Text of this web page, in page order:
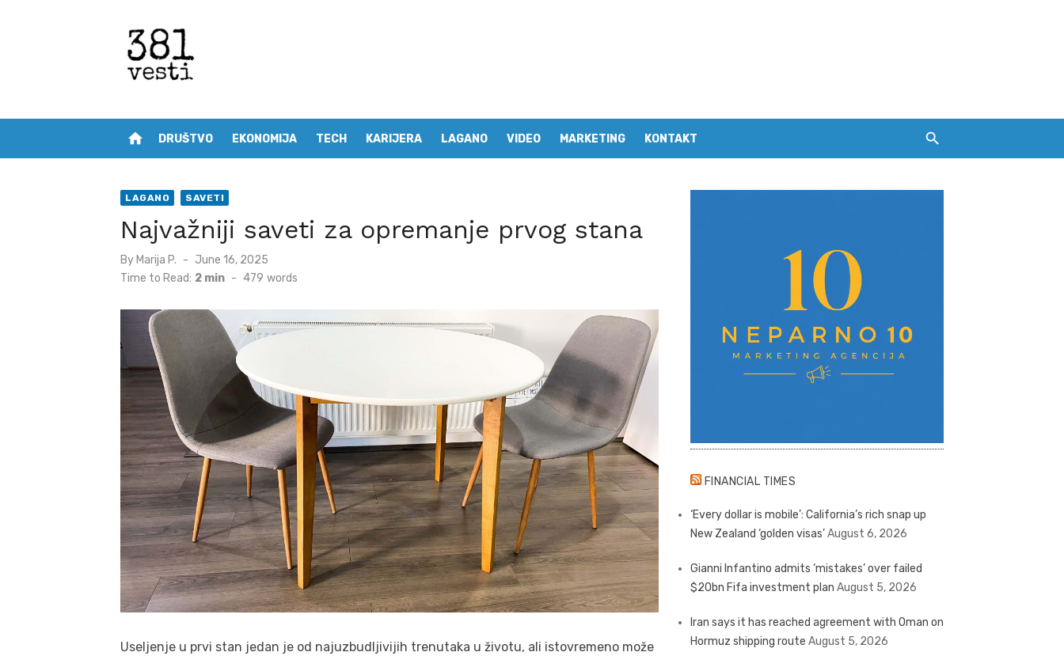
home DRUŠTVO EKONOMIJA TECH KARIJERA LAGANO VIDEO MARKETING KONTAKT
LAGANO SAVETI
Najvažniji saveti za opremanje prvog stana
By Marija P.
Posted
on
June 16, 2025
Time to Read: 2 min - 479 words
Useljenje u prvi stan jedan je od najuzbudljivijih trenutaka u životu, ali istovremeno može
FINANCIAL TIMES
‘Every dollar is mobile’: California’s rich snap up
New Zealand ‘golden visas’August 6, 2026
Gianni Infantino admits ‘mistakes’ over failed
$20bn Fifa investment plan August 5, 2026
Iran says it has reached agreement with Oman on
Hormuz shipping route August 5, 2026